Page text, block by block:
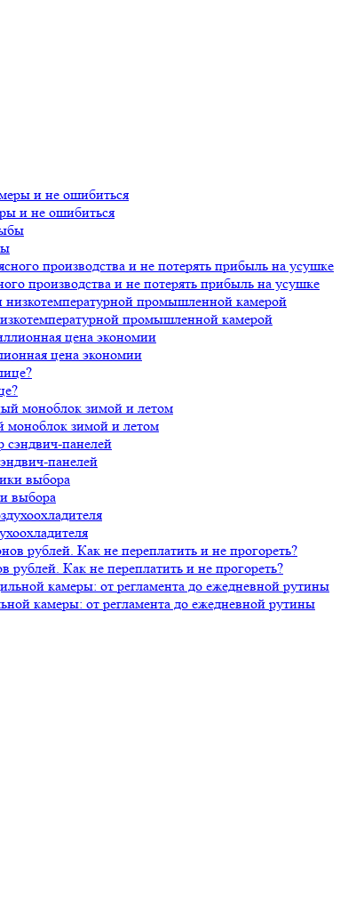
и не ошибиться
производства и не потерять прибыль на усушке
промышленной камерой
цена экономии
моноблок зимой и летом
панелей
выбора
Как не переплатить и не прогореть?
камеры: от регламента до ежедневной рутины